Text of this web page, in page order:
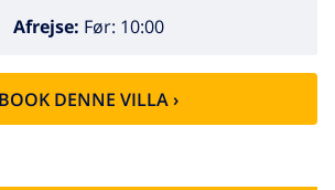
fra villaen)
radius fra villaen)
Afrejse: Før: 10:00
BOOK DENNE VILLA ›